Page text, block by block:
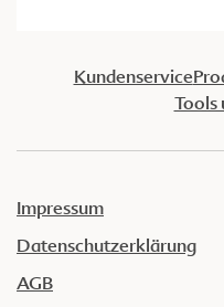
Kundenservice
Tools
Impressum
Datenschutzerklärung
AGB